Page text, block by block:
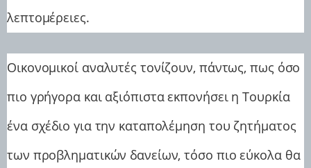
λεπτομέρειες.
Οικονομικοί αναλυτές τονίζουν, πάντως, πως όσο
πιο γρήγορα και αξιόπιστα εκπονήσει η Τουρκία
ένα σχέδιο για την καταπολέμηση του ζητήματος
των προβληματικών δανείων, τόσο πιο εύκολα θα